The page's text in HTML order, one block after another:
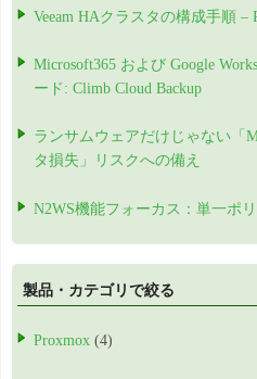
Veeam HAクラスタの構成手順 –
Microsoft365 および Google
ード: Climb Cloud Backup
ランサムウェアだけじゃない「
タ損失」リスクへの備え
N2WS機能フォーカス：単一ポ
製品・カテゴリで絞る
Proxmox (4)